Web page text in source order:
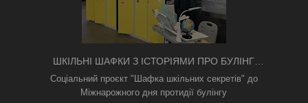
ШКІЛЬНІ ШАФКИ З ІСТОРІЯМИ ПРО БУЛІНГ
З'ЯВИЛИСЯ В КИЄВІ
Соціальний проєкт "Шафка шкільних секретів" до
Міжнарожного дня протидії булінгу